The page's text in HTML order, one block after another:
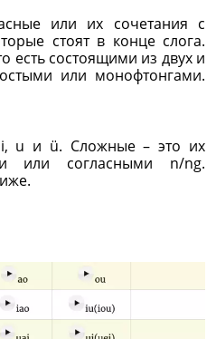
или их сочетания с
стоят в конце слога.
состоящими из двух и
или монофтонгами.
u и ü. Сложные – это их
или согласными n/ng.